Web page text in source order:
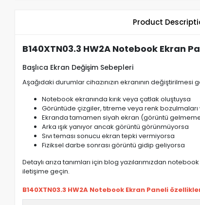
Product
B140XTN03.3 HW2A Notebook Ekran
Başlıca Ekran Değişim Sebepleri
Aşağıdaki durumlar cihazınızın ekranının
Notebook ekranında kırık veya çatlak oluştuysa
Görüntüde çizgiler, titreme veya renk bozulmaları
Ekranda tamamen siyah ekran (görüntü
Arka ışık yanıyor ancak görüntü görünmüyorsa
Sıvı teması sonucu ekran tepki vermiyorsa
Fiziksel darbe sonrası görüntü gidip geliyorsa
Detaylı arıza tanımları için blog yazılarımızdan
iletişime geçin.
B140XTN03.3 HW2A Notebook Ekran Paneli